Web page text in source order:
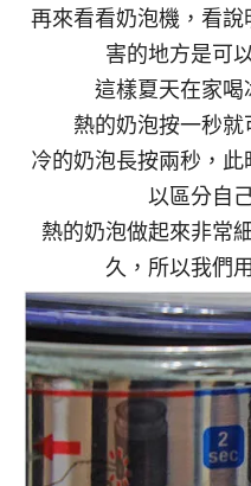
再來看看奶泡機，看
害的地方是可
這樣夏天在家喝
熱的奶泡按一秒
冷的奶泡長按兩秒，
以區分自
熱的奶泡做起來非常
久，所以我們